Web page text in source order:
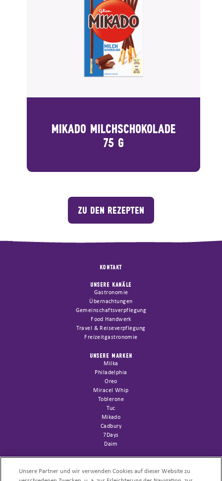
MIKADO MILCHSCHOKOLADE
75 G
ZU DEN REZEPTEN
KONTAKT
UNSERE KANÄLE
Gastronomie
Übernachtungen
Gemeinschaftsverpflegung
Food Handwerk
Travel & Reiseverpflegung
Freizeitgastronomie
UNSERE MARKEN
Milka
Philadelphia
Oreo
Miracel Whip
Toblerone
Tuc
Mikado
Cadbury
7Days
Daim
Channelfolder
Sortimentsliste AFH
Unsere Partner und wir verwenden Cookies auf dieser Website zu